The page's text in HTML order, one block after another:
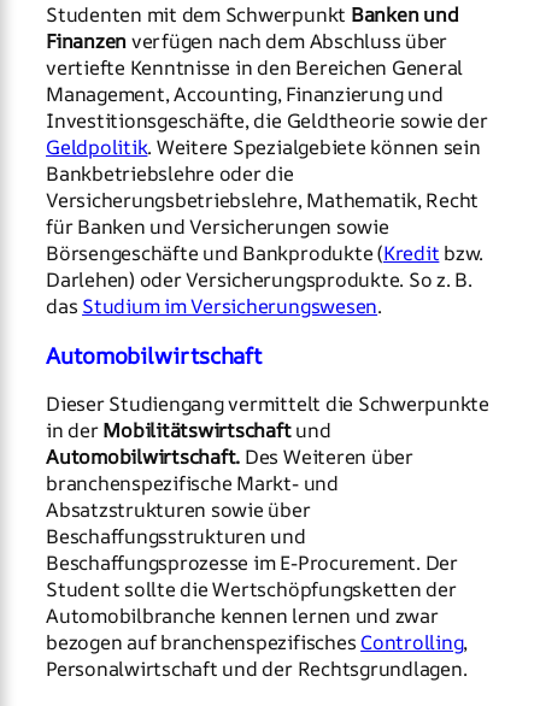
Studenten mit dem Schwerpunkt Banken und
Finanzenverfügen nach dem Abschluss über
vertiefte Kenntnisse in den Bereichen General
Management, Accounting, Finanzierung und
Investitionsgeschäfte, die Geldtheorie sowie der
Geldpolitik. Weitere Spezialgebiete können sein
Bankbetriebslehre oder die
Versicherungsbetriebslehre, Mathematik, Recht
für Banken und Versicherungen sowie
Börsengeschäfte und Bankprodukte (Kredit bzw.
Darlehen) oder Versicherungsprodukte. So z. B.
das Studium im Versicherungswesen.
Automobilwirtschaft
Dieser Studiengang vermittelt die Schwerpunkte
in derMobilitätswirtschaftund
Automobilwirtschaft. Des Weiteren über
branchenspezifische Markt- und
Absatzstrukturen sowie über
Beschaffungsstrukturen und
Beschaffungsprozesse im E-Procurement. Der
Student sollte die Wertschöpfungsketten der
Automobilbranche kennen lernen und zwar
bezogen auf branchenspezifisches Controlling,
Personalwirtschaft und der Rechtsgrundlagen.